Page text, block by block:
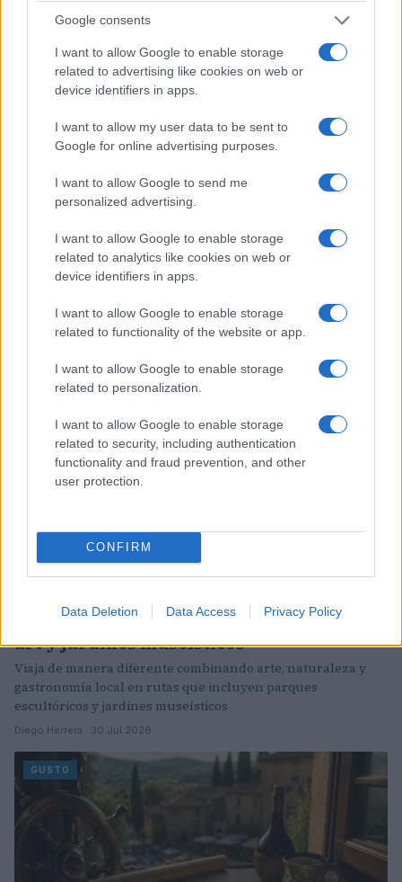
Google consents
I want to allow Google to enable storage
related to advertising like cookies on web or
device identifiers in apps.
I want to allow my user data to be sent to
Google for online advertising purposes.
I want to allow Google to send me
personalized advertising.
I want to allow Google to enable storage
related to analytics like cookies on web or
device identifiers in apps.
I want to allow Google to enable storage
related to functionality of the website or app.
I want to allow Google to enable storage
related to personalization.
I want to allow Google to enable storage
related to security, including authentication
functionality and fraud prevention, and other
user protection.
CONFIRM
Data Deletion Data Access Privacy Policy
bioluminiscencia: un espectáculo único
Andalucía alberga playas donde el mar se ilumina de noche,
un fenómeno conocido como bioluminiscencia. Descubre los
mejores lugares para presenciar este…
Diego Morales · 31 Jul 2026
Explorando parques escultóricos, street
art y jardines museísticos
Viaja de manera diferente combinando arte, naturaleza y
gastronomía local en rutas que incluyen parques
escultóricos y jardines museísticos
Diego Herrera · 30 Jul 2026
GUSTO